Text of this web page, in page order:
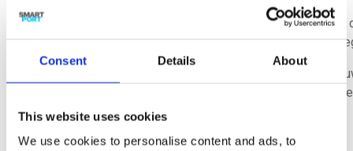
Consent Details About
This website uses cookies
We use cookies to personalise content and ads, to
Voor de omgevingsveiligheid zijn de grootste uitdagingen
Deze risico’s moeten we zien te beheersen met wet- en
Als de haven en industrie tijdig maatregelen nemen en
leefomgeving, soms zelfs tot onder het huidige